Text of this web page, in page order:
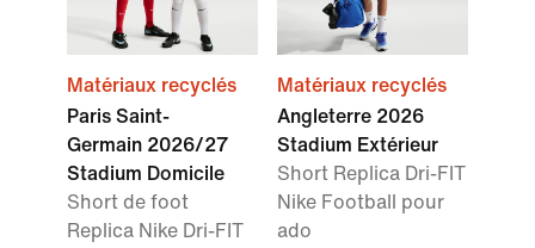
Matériaux recyclés
Paris Saint-
Germain 2026/27
Stadium Domicile
Short de foot
Replica Nike Dri-FIT
Matériaux recyclés
Angleterre 2026
Stadium Extérieur
Short Replica Dri-FIT
Nike Football pour
ado